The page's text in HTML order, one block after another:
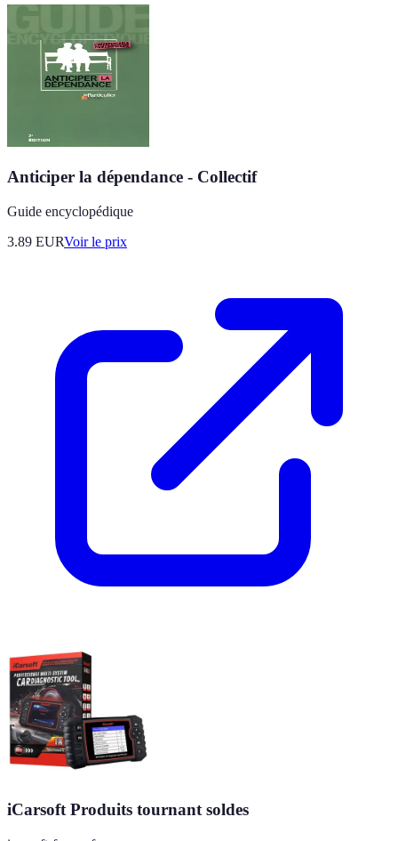
Anticiper la dépendance - Collectif
Guide encyclopédique
3.89 EURVoir le prix
iCarsoft Produits tournant soldes